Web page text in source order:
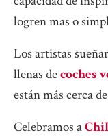
logren mas o
Los artistas
llenas decoches
están más cerca
Celebramos a